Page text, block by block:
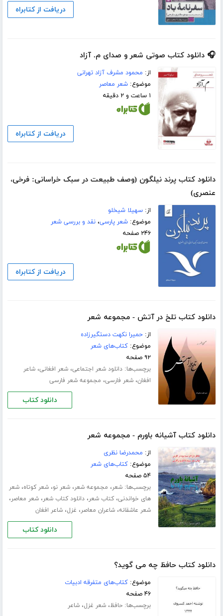
دریافت از کتابراه
🎧 دانلود کتاب صوتی شعر و صدای م. آزاد
از: محمود مشرف آزاد تهرانی
موضوع:شعر معاصر
۱ ساعت و ۲ دقیقه
دریافت از کتابراه
دانلود کتاب پرند نیلگون (وصف طبیعت در سبک خراسانی: فرخی،
عنصری)
از:سهیلا شیخلو
موضوع:شعر پارسی،نقد و بررسی شعر
۲۴۶ صفحه
دریافت از کتابراه
دانلود کتاب تلخ در آتش - مجموعه شعر
از:حمیرا نکهت دستگیرزاده
موضوع:کتاب‌های شعر
۹۲ صفحه
برچسب‌ها:دانلود شعر اجتماعی،شعر افغانی،شاعر
افغان،شعر فارسی، مجموعه شعر فارسی
دانلود کتاب
دانلود کتاب آشیانه باورم - مجموعه شعر
از: محمدرضا نظری
موضوع:کتاب‌های شعر
۵۴ صفحه
برچسب‌ها:شعر، مجموعه شعر،شعر نو،شعر کوتاه،شعر
های خواندنی،کتاب شعر،دانلود کتاب شعر،شعر معاصر،
شعر عاشقانه،شاعران معاصر، غزل،شاعر افغان
دانلود کتاب
دانلود کتاب حافظ چه می گوید؟
موضوع:کتاب‌های متفرقه ادبیات
۴۶ صفحه
برچسب‌ها:حافظ،شعر غزل،شاعر